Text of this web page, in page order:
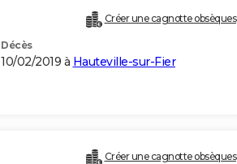
Créer une cagnotte obsèques
Décès
10/02/2019 à Hauteville-sur-Fier
Créer une cagnotte obsèques